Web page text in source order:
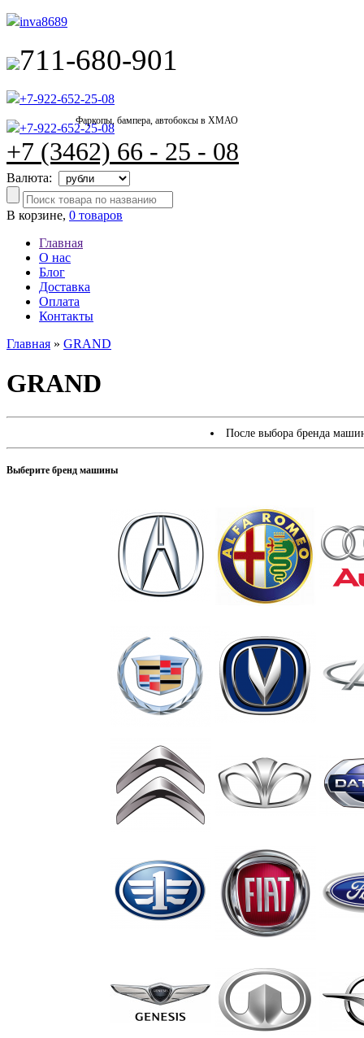
Фаркопы, бампера, автобоксы в ХМАО
inva8689
711-680-901
+7-922-652-25-08
+7-922-652-25-08
+7 (3462) 66 - 25 - 08
Валюта:
В корзине, 0 товаров
Главная
О нас
Блог
Доставка
Оплата
Контакты
Главная » GRAND
GRAND
После выбора бренда
Выберите бренд машины